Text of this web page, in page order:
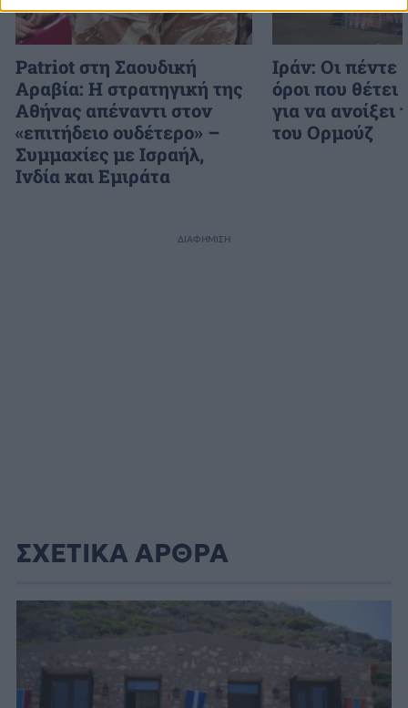
Patriot στη Σαουδική
Αραβία: Η στρατηγική της
Αθήνας απέναντι στον
«επιτήδειο ουδέτερο» –
Συμμαχίες με Ισραήλ,
Ινδία και Εμιράτα
Ιράν: Οι πέντε
όροι που
για να ανοίξει
του Ορμούζ
ΔΙΑΦΗΜΙΣΗ
ΣΧΕΤΙΚΑ ΑΡΘΡΑ